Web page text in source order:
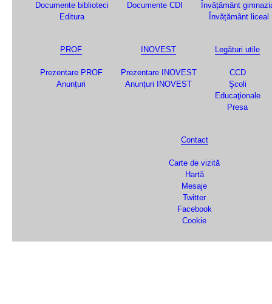
Documente biblioteci
Editura
Documente CDI
Învățământ
Învățământ liceal
PROF
Prezentare PROF
Anunțuri
INOVEST
Prezentare INOVEST
Anunțuri INOVEST
Legături utile
CCD
Şcoli
Educaţionale
Presa
Contact
Carte de vizită
Hartă
Mesaje
Twitter
Facebook
Cookie